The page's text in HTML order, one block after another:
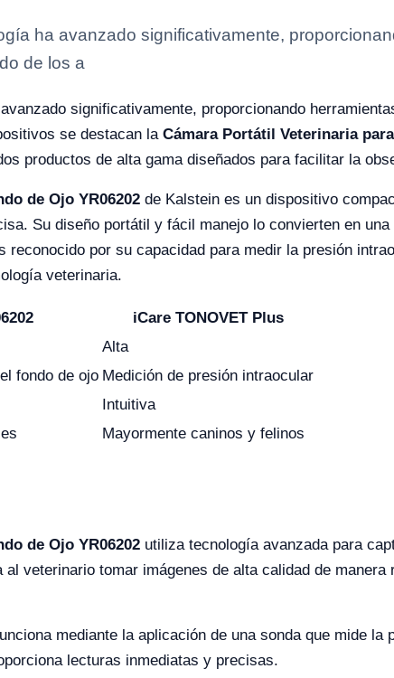
ha avanzado significativamente,
de los a
significativamente, proporcionando
se destacan la Cámara Portátil Veterinaria
productos de alta gama diseñados para facilitar la
de Ojo YR06202 de Kalstein es un dispositivo
Su diseño portátil y fácil manejo lo convierten en
reconocido por su capacidad para medir la presión
veterinaria.
iCare TONOVET Plus
Alta
fondo de ojo Medición de presión intraocular
Intuitiva
Mayormente caninos y felinos
de Ojo YR06202 utiliza tecnología avanzada para
veterinario tomar imágenes de alta calidad de
mediante la aplicación de una sonda que mide
lecturas inmediatas y precisas.